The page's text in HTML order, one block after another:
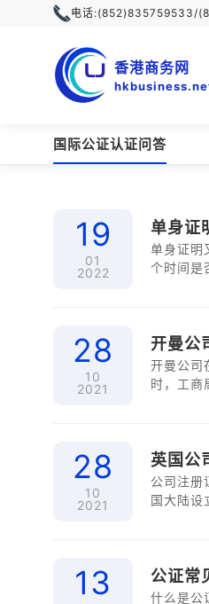
电话:(852)835759533/
香港商务网
国际公证认证问答
19
01
2022
单身证
单身证明
个时间是
28
10
2021
开曼公
开曼公司
时，工商
28
10
2021
英国公
公司注册
国大陆设
13 公证常
什么是公证? 公证是指公证机构根据自然人、法人或者其他组织的申请，